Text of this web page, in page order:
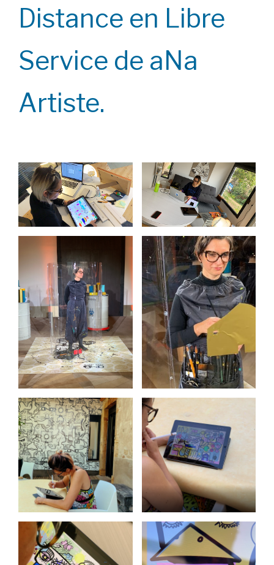
Distance en Libre
Service de aNa
Artiste.